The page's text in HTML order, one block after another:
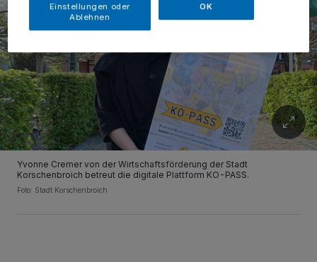
Yvonne Cremer von der Wirtschaftsförderung der Stadt
Korschenbroich betreut die digitale Plattform KO-PASS.
Foto: Stadt Korschenbroich
Einstellungen oder
Ablehnen
OK